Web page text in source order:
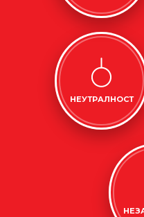
НЕУТРАЛНОСТ